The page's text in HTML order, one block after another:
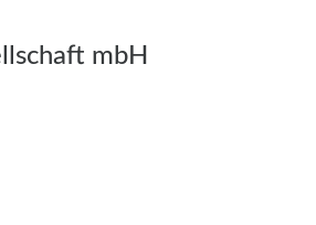
mbH